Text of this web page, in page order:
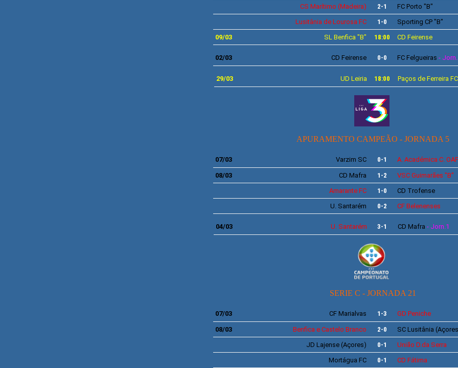
CS Marítimo (Madeira) 2-1 FC Porto "B"
Lusitânia de Lourosa FC 1-0 Sporting CP "B"
09/03
SL Benfica "B" 18:00 CD Feirense
02/03 CD Feirense 0-0 FC Felgueiras -
29/03 UD Leiria 18:00 Paços de Ferreira
APURAMENTO CAMPEÃO - JORNADA 5
07/03 Varzim SC 0-1 A. Académica C. OAF
08/03 CD Mafra 1-2 VSC Guimarães "B"
Amarante FC
1-0 CD Trofense
U. Santarém
0-2 CF Belenenses
04/03 U. Santarém 3-1 CD Mafra - Jorn.1
SERIE C - JORNADA 21
07/03 CF Marialvas 1-3 GD Peniche
08/03 Benfica e Castelo Branco 2-0 SC Lusitânia
JD Lajense (Açores) 0-1
União D.da Serra
Mortágua FC
0-1 CD Fátima